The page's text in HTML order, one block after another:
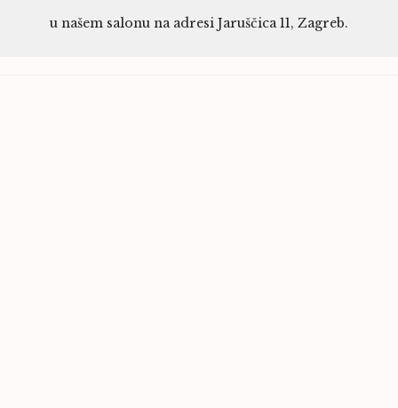
u našem salonu na adresi Jaruščica 11, Zagreb.